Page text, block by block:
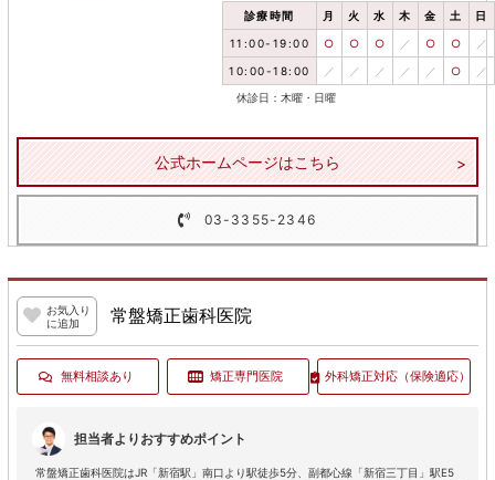
診療時間 月 火 水 木 金 土 日
11:00-19:00 ○ ○ ○ ／ ○ ○ ／
10:00-18:00 ／ ／ ／ ／ ／ ○ ／
休診日：木曜・日曜
公式ホームページはこちら
03-3355-2346
お気入り
に追加
常盤矯正歯科医院
無料相談あり 矯正専門医院 外科矯正対応 （保険適応）
担当者よりおすすめポイント
常盤矯正歯科医院はJR「新宿駅」南口より駅徒歩5分、副都心線「新宿三丁目」駅E5